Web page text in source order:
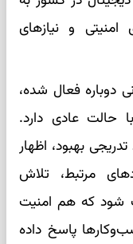
و نیازهای
دوباره فعال شده،
حالت عادی دارد.
بهبود، اظهار
مرتبط، تلاش
شود که هم امنیت
پاسخ داده